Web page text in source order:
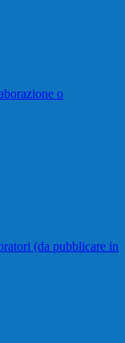
o
(da pubblicare in